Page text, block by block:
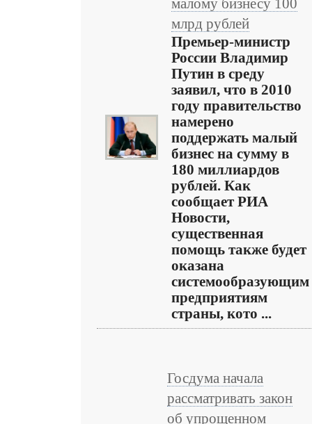
малому бизнесу 100
млрд рублей
Премьер-министр
России Владимир
Путин в среду
заявил, что в 2010
году правительство
намерено
поддержать малый
бизнес на сумму в
180 миллиардов
рублей. Как
сообщает РИА
Новости,
существенная
помощь также будет
оказана
системообразующим
предприятиям
страны, кото ...
Госдума начала
рассматривать закон
об упрощенном